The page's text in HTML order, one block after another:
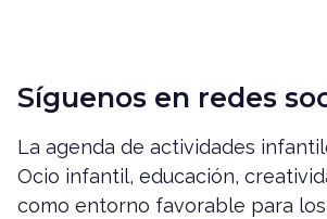
Síguenos en redes
La agenda de actividades
Ocio infantil, educación,
como entorno favorable para los